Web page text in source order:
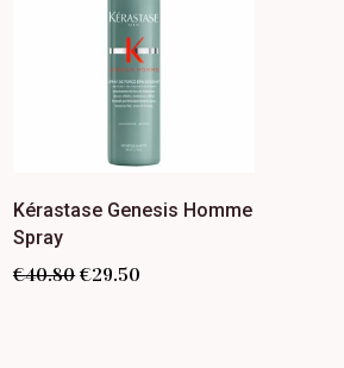
Kérastase Genesis Homme
Spray
€40.80 €29.50